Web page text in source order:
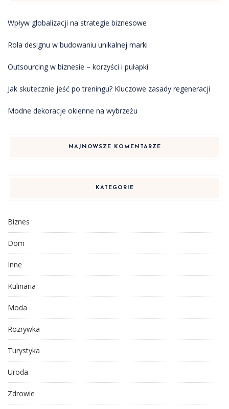
Wpływ globalizacji na strategie biznesowe
Rola designu w budowaniu unikalnej marki
Outsourcing w biznesie – korzyści i pułapki
Jak skutecznie jeść po treningu? Kluczowe zasady regeneracji
Modne dekoracje okienne na wybrzeżu
NAJNOWSZE KOMENTARZE
KATEGORIE
Biznes
Dom
Inne
Kulinaria
Moda
Rozrywka
Turystyka
Uroda
Zdrowie